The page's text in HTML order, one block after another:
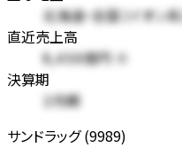
北海道・全国 (イオン系)
直近売上高
8,456億円 ※
決算期
2月期
サンドラッグ (9989)